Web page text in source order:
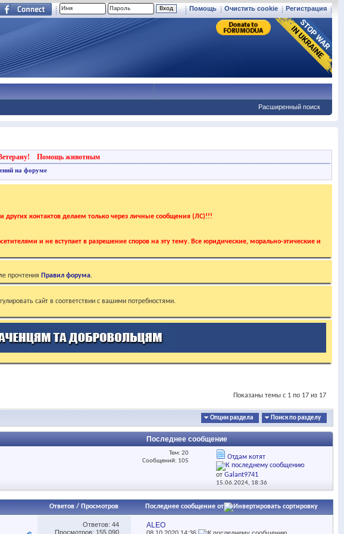
Регистрация
Очистить cookie
Помощь
Расширенный поиск
Помощь животным
на форуме
других контактов делаем только через личные сообщения (ЛС)!!!
и не вступает в разрешение споров на эту тему. Все юридические, морально-этические и
прочтения Правил форума.
сайт в соответствии с вашими потребностями.
Показаны темы с 1 по 17 из 17
Опции раздела Поиск по разделу
Последнее сообщение
Тем: 20
Сообщений: 105
Отдам котят
отGalant9741
15.06.2024, 18:36
Ответов/ Просмотров Последнее сообщение от
Ответов: 44
Просмотров: 155,090
ALEO